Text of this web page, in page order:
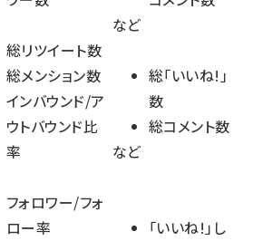
など
総リツイート数
総メンション数
インバウンド/ア
ウトバウンド比
率
総「いいね!」
数
総コメント数
など
フォロワー/フォ
ロー率
「いいね!」し